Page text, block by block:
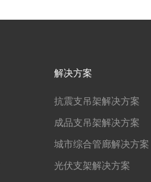
解决方案
抗震支吊架解决方案
成品支吊架解决方案
城市综合管廊解决方案
光伏支架解决方案